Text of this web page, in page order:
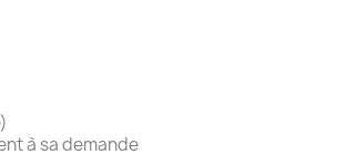
à sa demande